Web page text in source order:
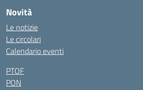
Novità
Le notizie
Le circolari
Calendario eventi
PTOF
PON